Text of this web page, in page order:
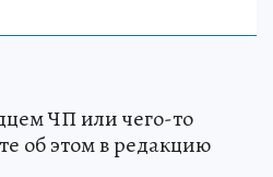
ЧП или чего-то
об этом в редакцию